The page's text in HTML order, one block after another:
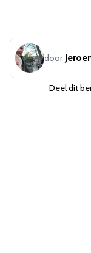
door
Deel dit